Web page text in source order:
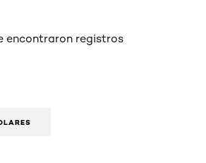
encontraron registros